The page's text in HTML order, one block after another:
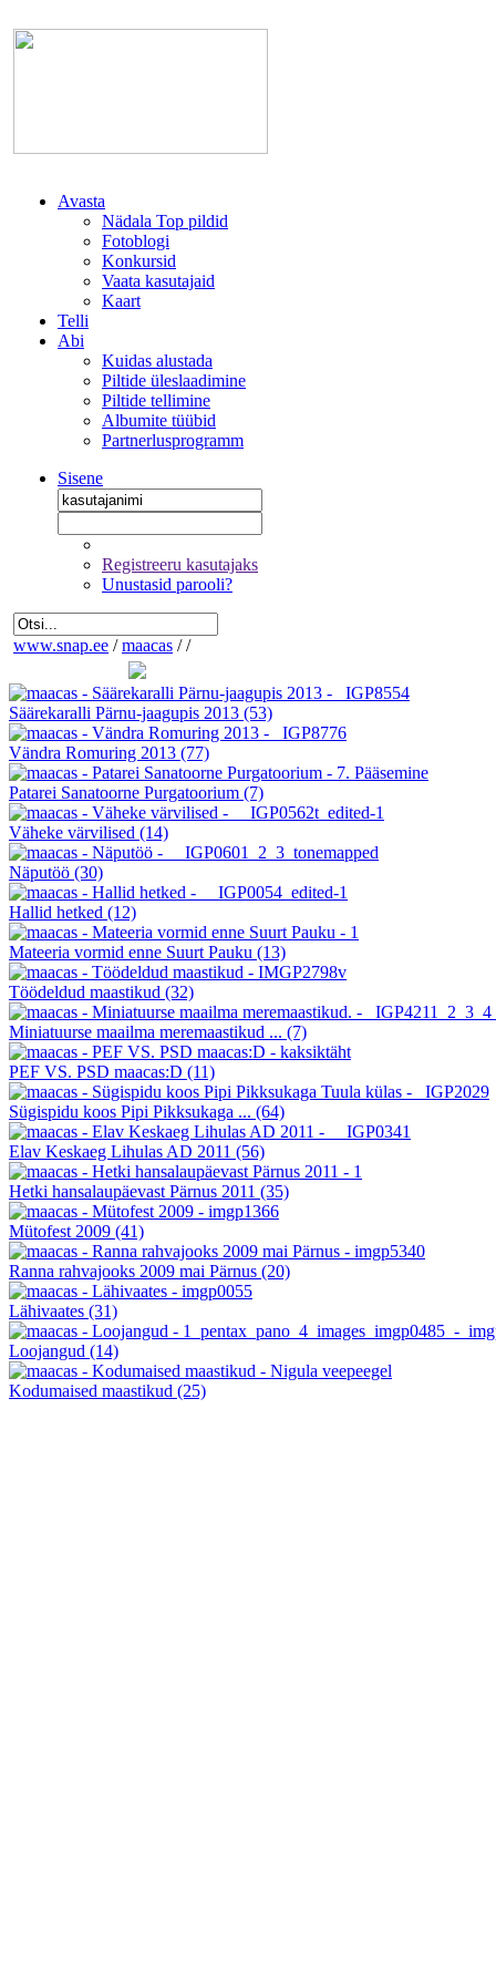
Avasta
Nädala Top pildid
Fotoblogi
Konkursid
Vaata kasutajaid
Kaart
Telli
Abi
Kuidas alustada
Piltide üleslaadimine
Piltide tellimine
Albumite tüübid
Partnerlusprogramm
Sisene
Registreeru kasutajaks
Unustasid parooli?
www.snap.ee / maacas / /
Säärekaralli Pärnu-jaagupis 2013 (53)
Vändra Romuring 2013 (77)
Patarei Sanatoorne Purgatoorium (7)
Väheke värvilised (14)
Näputöö (30)
Hallid hetked (12)
Mateeria vormid enne Suurt Pauku (13)
Töödeldud maastikud (32)
Miniatuurse maailma meremaastikud ... (7)
PEF VS. PSD maacas:D (11)
Sügispidu koos Pipi Pikksukaga ... (64)
Elav Keskaeg Lihulas AD 2011 (56)
Hetki hansalaupäevast Pärnus 2011 (35)
Mütofest 2009 (41)
Ranna rahvajooks 2009 mai Pärnus (20)
Lähivaates (31)
Loojangud (14)
Kodumaised maastikud (25)